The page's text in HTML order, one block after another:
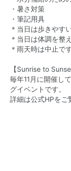
・暑さ対策
・筆記用具
＊当日は歩きやす
＊当日は体調を整
＊雨天時は中止で
【Sunrise to
毎年11月に開催し
グイベントです。
詳細は公式HPをご